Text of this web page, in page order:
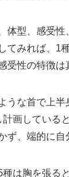
体型、感受性
てみれば、1
受性の特徴は
うな首で上
画している
ず、端的に
は胸を張る